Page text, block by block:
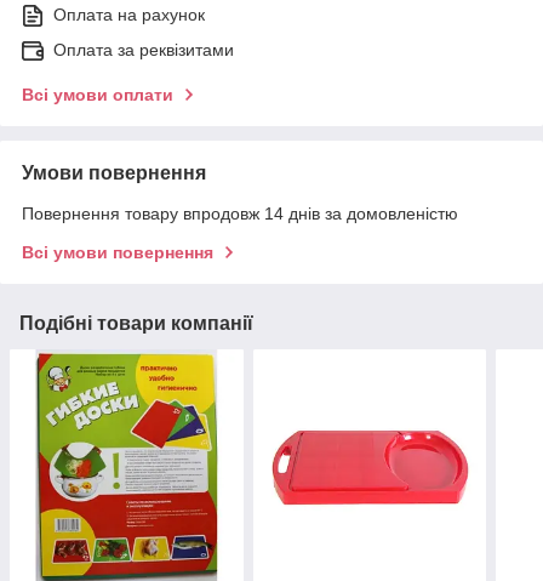
Оплата на рахунок
Оплата за реквізитами
Всі умови оплати
Умови повернення
Повернення товару впродовж 14 днів за домовленістю
Всі умови повернення
Подібні товари компанії